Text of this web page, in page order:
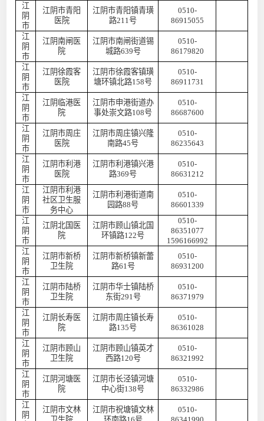
江
阴
市
江阴市青阳
医院
江阴市青阳镇青璜
路211号
0510-
86915055
江
阴
市
江阴南闸医
院
江阴市南闸街道锡
城路639号
0510-
86179820
江
阴
市
江阴徐霞客
医院
江阴市徐霞客镇璜
塘环镇北路158号
0510-
86911731
江
阴
市
江阴临港医
院
江阴市申港街道办
事处崇文路108号
0510-
86687600
江
阴
市
江阴市周庄
医院
江阴市周庄镇兴隆
南路45号
0510-
86235643
江
阴
市
江阴市利港
医院
江阴市利港镇兴港
路369号
0510-
86631212
江
阴
市
江阴市利港
社区卫生服
务中心
江阴市利港街道南
园路88号
0510-
86601339
江
阴
市
江阴北国医
院
江阴市顾山镇北国
环镇路122号
0510-
86351077
1596166992
江
阴
市
江阴市新桥
卫生院
江阴市新桥镇新蕾
路61号
0510-
86931200
江
阴
市
江阴市陆桥
卫生院
江阴市华士镇陆桥
东街291号
0510-
86371979
江
阴
市
江阴长寿医
院
江阴市周庄镇长寿
路135号
0510-
86361028
江
阴
市
江阴市顾山
卫生院
江阴市顾山镇英才
西路120号
0510-
86321992
江
阴
市
江阴河塘医
院
江阴市长泾镇河塘
中心街138号
0510-
86332986
江
阴
江阴市文林
江阴市祝塘镇文林
0510-